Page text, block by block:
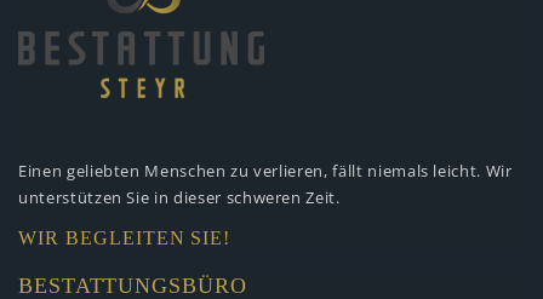
Einen geliebten Menschen zu verlieren, fällt niemals leicht. Wir
unterstützen Sie in dieser schweren Zeit.
WIR BEGLEITEN SIE!
BESTATTUNGSBÜRO